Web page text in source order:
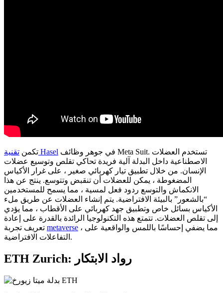
تكمن تقنية Hasel
الاصطناعية داخل البدلة آلية فريدة تحاكي تقلص وتوسيع عضلات
الإنسان. من خلال تطبيق تيار كهربائي صغير ، على غرار الأكياس
المضغوطة ، يمكن للعضلات أن تنقبض وتتوسع. ينتج عن هذا
الانكماش والتوسع ردود فعل لمسية ، مما يسمح للمستخدمين
“بالشعور” بالبيئة الافتراضية. يتم إنشاء العضلات عن طريق ملء
الأكياس بسائل خاص وتطبيق جهد كهربائي على الأقطاب ، مما يؤدي
إلى تقلص العضلات. تتمتع هذه التكنولوجيا الرائدة بالقدرة على إعادة
metaverse ، مما يضفي إحساسًا باللمس والواقعية على
التفاعلات الافتراضية.
ETH Zurich: رواد الابتكار